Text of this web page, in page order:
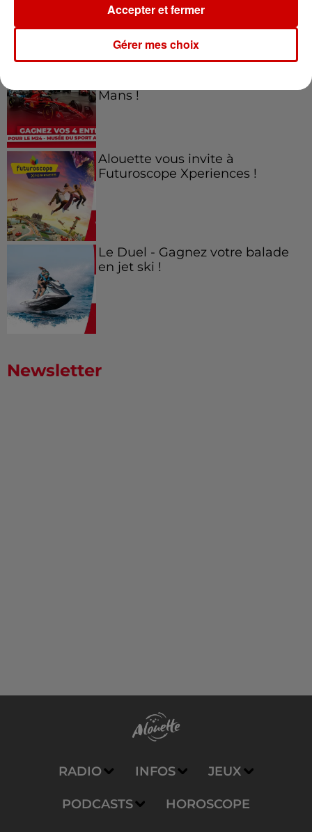
Gagnez vos entrées pour le
Mans !
Alouette vous invite à
Futuroscope Xperiences !
Le Duel - Gagnez votre balade
en jet ski !
Newsletter
RADIO INFOS JEUX
PODCASTS HOROSCOPE
Gérer mes choix
Accepter et fermer